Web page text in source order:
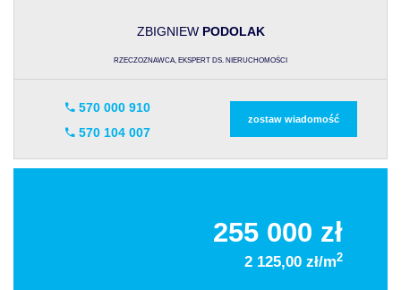
ZBIGNIEW PODOLAK
RZECZOZNAWCA, EKSPERT DS. NIERUCHOMOŚCI
570 000 910
570 104 007
zostaw wiadomość
255 000 zł
2 125,00 zł/m2